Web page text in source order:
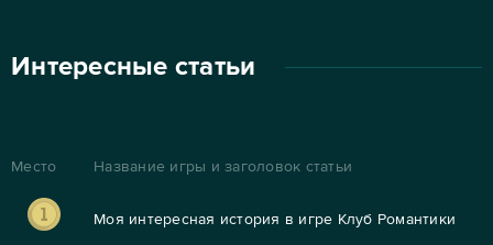
Интересные статьи
Место Название игры и заголовок статьи
Моя интересная история в игре Клуб Романтики